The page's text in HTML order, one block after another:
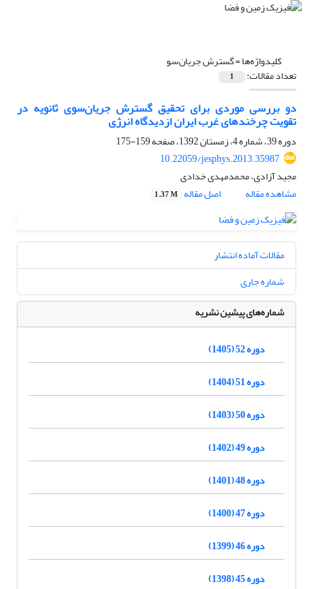
کلیدواژه‌ها =گسترش جریان‌سو
تعداد مقالات: 1
دو بررسی موردی برای تحقیق گسترش جریان‌سوی ثانویه در
تقویت چرخندهای غرب ایران ازدیدگاه انرژی
دوره 39، شماره 4، زمستان 1392، صفحه
159-175
10.22059/jesphys.2013.35987
مجید آزادی، محمدمهدی خدادی
مشاهده مقاله
اصل مقاله 1.37 M
مقالات آماده انتشار
شماره جاری
شماره‌های پیشین نشریه
دوره 52 (1405)
دوره 51 (1404)
دوره 50 (1403)
دوره 49 (1402)
دوره 48 (1401)
دوره 47 (1400)
دوره 46 (1399)
دوره 45 (1398)